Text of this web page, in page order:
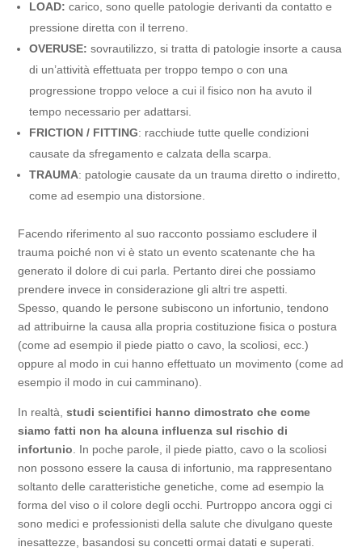
LOAD: carico, sono quelle patologie derivanti da contatto e
pressione diretta con il terreno.
OVERUSE: sovrautilizzo, si tratta di patologie insorte a causa
di un’attività effettuata per troppo tempo o con una
progressione troppo veloce a cui il fisico non ha avuto il
tempo necessario per adattarsi.
FRICTION / FITTING: racchiude tutte quelle condizioni
causate da sfregamento e calzata della scarpa.
TRAUMA: patologie causate da un trauma diretto o indiretto,
come ad esempio una distorsione.
Facendo riferimento al suo racconto possiamo escludere il
trauma poiché non vi è stato un evento scatenante che ha
generato il dolore di cui parla. Pertanto direi che possiamo
prendere invece in considerazione gli altri tre aspetti.
Spesso, quando le persone subiscono un infortunio, tendono
ad attribuirne la causa alla propria costituzione fisica o postura
(come ad esempio il piede piatto o cavo, la scoliosi, ecc.)
oppure al modo in cui hanno effettuato un movimento (come ad
esempio il modo in cui camminano).
In realtà,studi scientifici hanno dimostrato che come
siamo fatti non ha alcuna influenza sul rischio di
infortunio . In poche parole, il piede piatto, cavo o la scoliosi
non possono essere la causa di infortunio, ma rappresentano
soltanto delle caratteristiche genetiche, come ad esempio la
forma del viso o il colore degli occhi. Purtroppo ancora oggi ci
sono medici e professionisti della salute che divulgano queste
inesattezze, basandosi su concetti ormai datati e superati.